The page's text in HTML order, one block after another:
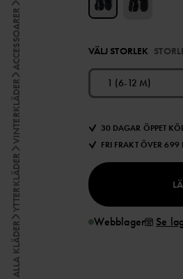
ALLA KLÄDER
YTTERKLÄDER
VINTERKLÄDER
ACCESSOARER VÄLJ STORLEK
1 (6-12 M)
30 DAGAR ÖPPET
FRI FRAKT ÖVER 699
Webblager Se